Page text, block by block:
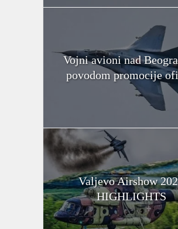
Vojni avioni nad
povodom promocije
Valjevo Airshow
HIGHLIGHTS